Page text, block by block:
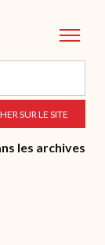
les archives